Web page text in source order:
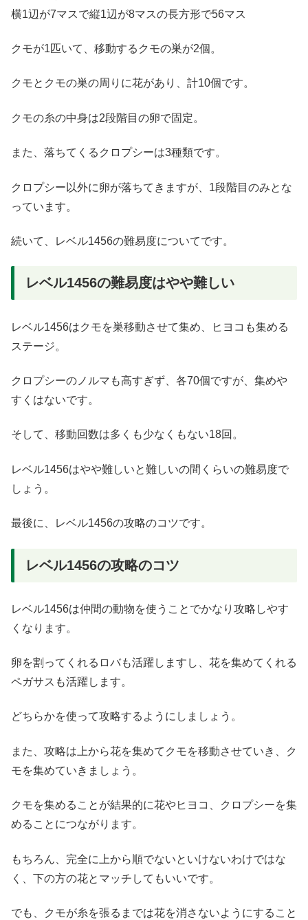
横1辺が7マスで縦1辺が8マスの長方形で56マス
クモが1匹いて、移動するクモの巣が2個。
クモとクモの巣の周りに花があり、計10個です。
クモの糸の中身は2段階目の卵で固定。
また、落ちてくるクロプシーは3種類です。
クロプシー以外に卵が落ちてきますが、1段階目のみとな
っています。
続いて、レベル1456の難易度についてです。
レベル1456の難易度はやや難しい
レベル1456はクモを巣移動させて集め、ヒヨコも集める
ステージ。
クロプシーのノルマも高すぎず、各70個ですが、集めや
すくはないです。
そして、移動回数は多くも少なくもない18回。
レベル1456はやや難しいと難しいの間くらいの難易度で
しょう。
最後に、レベル1456の攻略のコツです。
レベル1456の攻略のコツ
レベル1456は仲間の動物を使うことでかなり攻略しやす
くなります。
卵を割ってくれるロバも活躍しますし、花を集めてくれる
ペガサスも活躍します。
どちらかを使って攻略するようにしましょう。
また、攻略は上から花を集めてクモを移動させていき、ク
モを集めていきましょう。
クモを集めることが結果的に花やヒヨコ、クロプシーを集
めることにつながります。
もちろん、完全に上から順でないといけないわけではな
く、下の方の花とマッチしてもいいです。
でも、クモが糸を張るまでは花を消さないようにすること